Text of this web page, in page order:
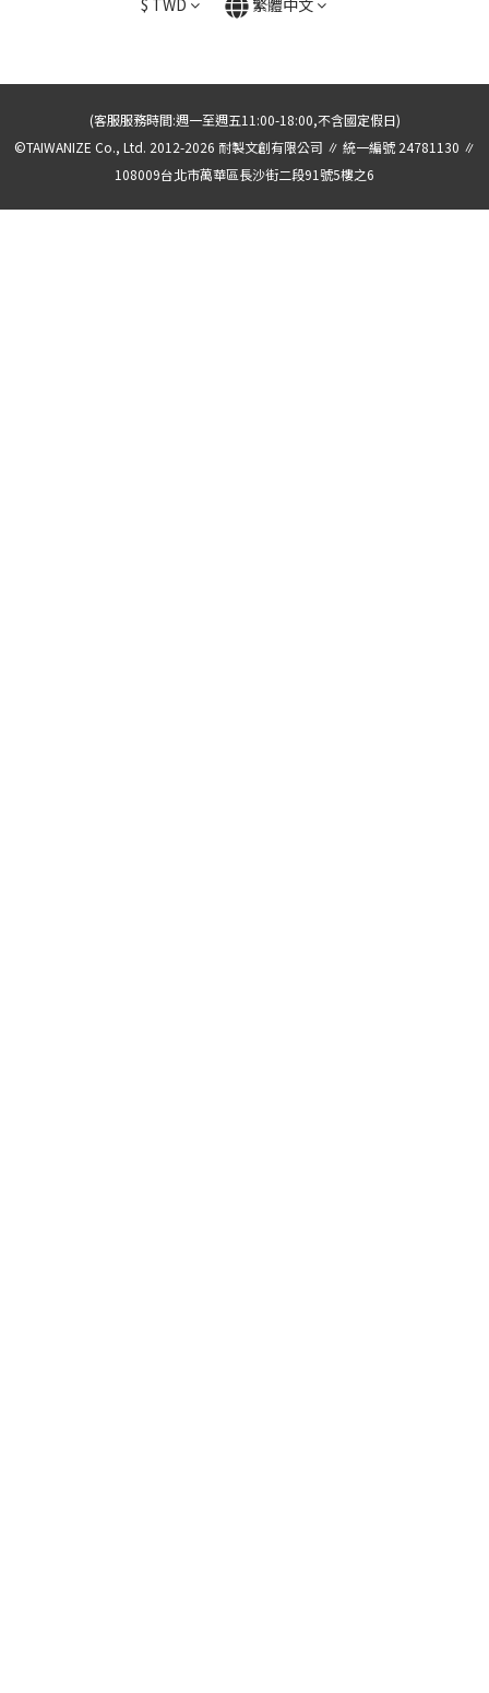
$ TWD 繁體中文
(客服服務時間:週一至週五11:00-18:00,不含國定假日)
©TAIWANIZE Co., Ltd. 2012-2026 耐製文創有限公司 ∥ 統一編號 24781130 ∥
108009台北市萬華區長沙街二段91號5樓之6